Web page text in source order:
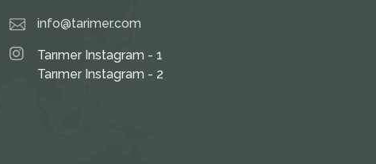
info@tarimer.com
Tarımer Instagram - 1
Tarımer Instagram - 2